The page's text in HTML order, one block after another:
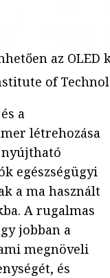
az
of
a
létrehozása
nyújtható
egészségügyi
a ma használt
A rugalmas
jobban a
megnöveli
és